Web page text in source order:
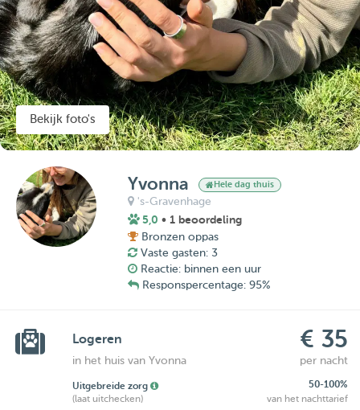
Bekijk foto's
Yvonna Hele dag thuis
's-Gravenhage
5,0 • 1 beoordeling
Bronzen oppas
Vaste gasten: 3
Reactie: binnen een uur
Responspercentage: 95%
Logeren € 35
in het huis van Yvonna per nacht
Uitgebreide zorg
50-100%
(laat uitchecken)
van het nachttarief